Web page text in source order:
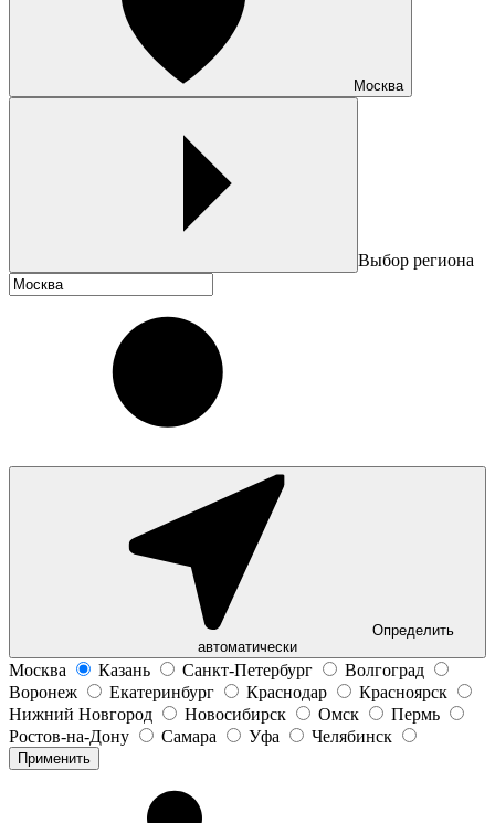
Москва
Выбор региона
Определить
автоматически
Москва Казань Санкт-Петербург
Волгоград
Воронеж
Екатеринбург Краснодар
Красноярск
Нижний Новгород
Новосибирск Омск
Пермь
Ростов-на-Дону
Самара Уфа Челябинск
Применить